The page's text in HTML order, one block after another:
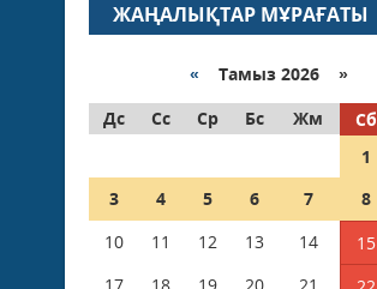
ЖАҢАЛЫҚТАР МҰРАҒАТЫ
« Тамыз 2026 »
Дс
Сс Ср Бс Жм Сб
1
3
4 5 6 7 8
10
11 12 13 14 15